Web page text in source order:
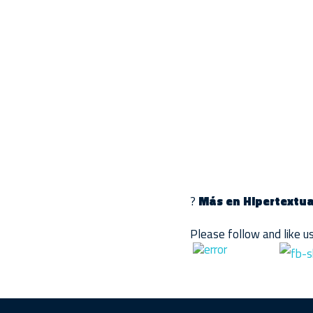
? Más en
Please follow and like